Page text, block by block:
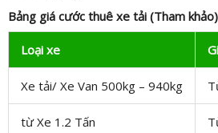
Bảng giá cước thuê xe tải (Tham
Loại xe
Xe tải/ Xe Van 500kg – 940kg
từ Xe 1.2 Tấn